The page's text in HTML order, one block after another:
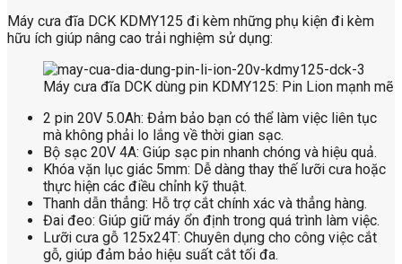
Máy cưa đĩa DCK KDMY125 đi kèm những phụ kiện đi kèm
hữu ích giúp nâng cao trải nghiệm sử dụng:
Máy cưa đĩa DCK dùng pin KDMY125: Pin Lion mạnh mẽ
2 pin 20V 5.0Ah: Đảm bảo bạn có thể làm việc liên tục
mà không phải lo lắng về thời gian sạc.
Bộ sạc 20V 4A: Giúp sạc pin nhanh chóng và hiệu quả.
Khóa vặn lục giác 5mm: Dễ dàng thay thế lưỡi cưa hoặc
thực hiện các điều chỉnh kỹ thuật.
Thanh dẫn thẳng: Hỗ trợ cắt chính xác và thẳng hàng.
Đai đeo: Giúp giữ máy ổn định trong quá trình làm việc.
Lưỡi cưa gỗ 125x24T: Chuyên dụng cho công việc cắt
gỗ, giúp đảm bảo hiệu suất cắt tối đa.